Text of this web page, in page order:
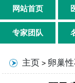
网站首页
专家团队
主页 > 卵巢